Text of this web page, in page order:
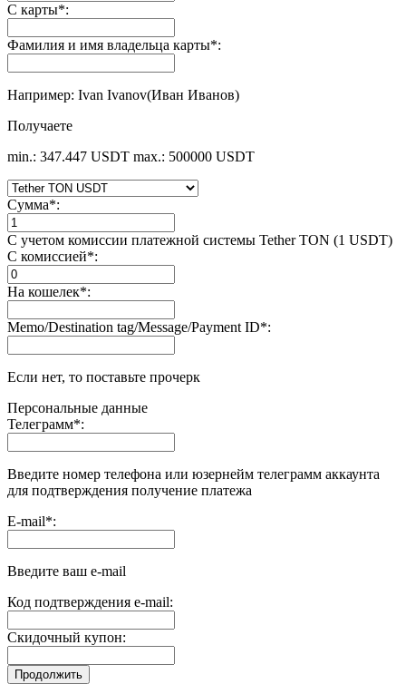
С карты*:
Фамилия и имя владельца карты*:
Например: Ivan Ivanov(Иван Иванов)
Получаете
min.: 347.447 USDT max.: 500000 USDT
Сумма*:
С учетом комиссии платежной системы Tether TON (1 USDT)
С комиссией*:
На кошелек*:
Memo/Destination tag/Message/Payment ID*:
Если нет, то поставьте прочерк
Персональные данные
Телеграмм*:
Введите номер телефона или юзернейм телеграмм аккаунта
для подтверждения получение платежа
E-mail*:
Введите ваш e-mail
Код подтверждения e-mail:
Скидочный купон: